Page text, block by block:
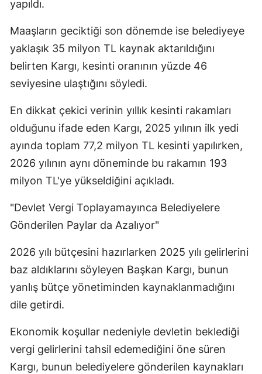
yapıldı.
Maaşların geciktiği son dönemde ise belediyeye
yaklaşık 35 milyon TL kaynak aktarıldığını
belirten Kargı, kesinti oranının yüzde 46
seviyesine ulaştığını söyledi.
En dikkat çekici verinin yıllık kesinti rakamları
olduğunu ifade eden Kargı, 2025 yılının ilk yedi
ayında toplam 77,2 milyon TL kesinti yapılırken,
2026 yılının aynı döneminde bu rakamın 193
milyon TL'ye yükseldiğini açıkladı.
"Devlet Vergi Toplayamayınca Belediyelere
Gönderilen Paylar da Azalıyor"
2026 yılı bütçesini hazırlarken 2025 yılı gelirlerini
baz aldıklarını söyleyen Başkan Kargı, bunun
yanlış bütçe yönetiminden kaynaklanmadığını
dile getirdi.
Ekonomik koşullar nedeniyle devletin beklediği
vergi gelirlerini tahsil edemediğini öne süren
Kargı, bunun belediyelere gönderilen kaynakları